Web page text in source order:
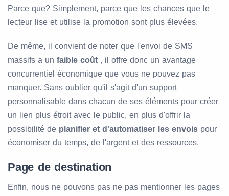
Parce que? Simplement, parce que les chances que le
lecteur lise et utilise la promotion sont plus élevées.
De même, il convient de noter que l'envoi de SMS
massifs a un faible coût , il offre donc un avantage
concurrentiel économique que vous ne pouvez pas
manquer. Sans oublier qu'il s'agit d'un support
personnalisable dans chacun de ses éléments pour créer
un lien plus étroit avec le public, en plus d'offrir la
possibilité de planifier et d'automatiser les envois pour
économiser du temps, de l'argent et des ressources.
Page de destination
Enfin, nous ne pouvons pas ne pas mentionner les pages